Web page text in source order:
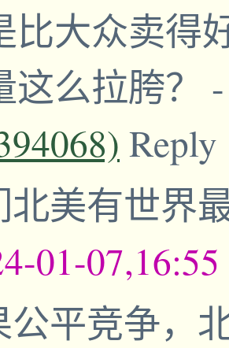
比大众卖得
这么拉胯？
Reply
北美有世界
01-07,16:55
公平竞争，